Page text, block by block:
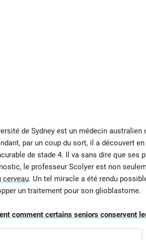
de Sydney est un médecin australien
par un coup du sort, il a découvert en
de stade 4. Il va sans dire que ses
le professeur Scolyer est non
cerveau. Un tel miracle a été rendu
un traitement pour son glioblastome.
comment certains seniors conservent